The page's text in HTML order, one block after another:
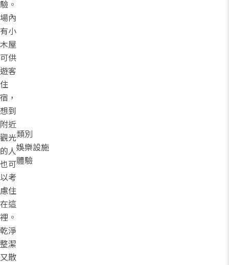
驗。
場內
有小
木屋
可供
遊客
住
宿，
想到
附近
觀光
的人
也可
以考
慮住
在這
裡。
乾淨
整潔
又散
類別
娛樂設施
體驗